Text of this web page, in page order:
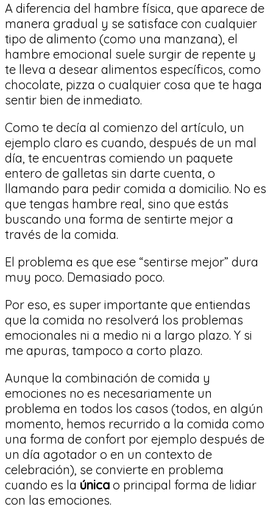
A diferencia del hambre física, que aparece de
manera gradual y se satisface con cualquier
tipo de alimento (como una manzana), el
hambre emocional suele surgir de repente y
te lleva a desear alimentos específicos, como
chocolate, pizza o cualquier cosa que te haga
sentir bien de inmediato.
Como te decía al comienzo del artículo, un
ejemplo claro es cuando, después de un mal
día, te encuentras comiendo un paquete
entero de galletas sin darte cuenta, o
llamando para pedir comida a domicilio. No es
que tengas hambre real, sino que estás
buscando una forma de sentirte mejor a
través de la comida.
El problema es que ese “sentirse mejor” dura
muy poco. Demasiado poco.
Por eso, es super importante que entiendas
que la comida no resolverá los problemas
emocionales ni a medio ni a largo plazo. Y si
me apuras, tampoco a corto plazo.
Aunque la combinación de comida y
emociones no es necesariamente un
problema en todos los casos (todos, en algún
momento, hemos recurrido a la comida como
una forma de confort por ejemplo después de
un día agotador o en un contexto de
celebración), se convierte en problema
cuando es la única o principal forma de lidiar
con las emociones.